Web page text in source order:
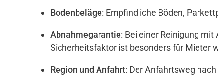
Bodenbeläge: Empfindliche Böden,
Abnahmegarantie: Bei einer Reinigung
Sicherheitsfaktor ist besonders für Mieter
Region und Anfahrt: Der Anfahrtsweg